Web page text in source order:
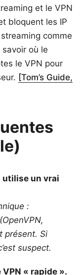
et le VPN
bloquent les IP
comme
savoir où le
le VPN pour
[Tom’s Guide,
utilise un vrai
:
présent. Si
suspect.
« rapide ».